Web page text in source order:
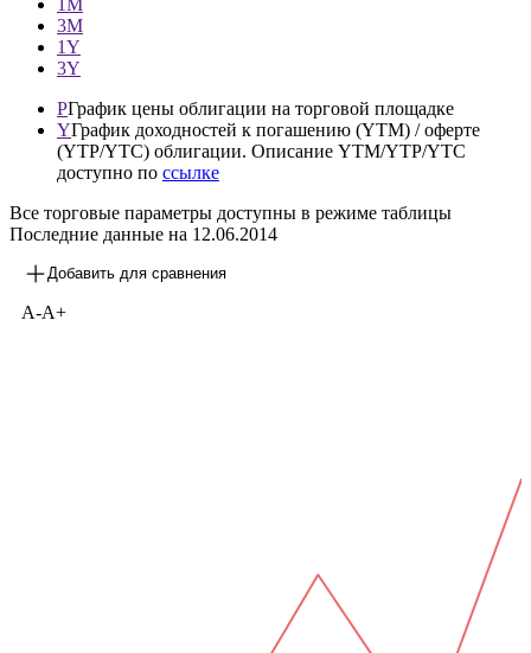
3М
1Y
3Y
PГрафик цены облигации на торговой площадке
YГрафик доходностей к погашению (YTM) / оферте
(YTP/YTC) облигации. Описание YTM/YTP/YTC
доступно по ссылке
Все торговые параметры доступны в режиме таблицы
Последние данные на 12.06.2014
Добавить для сравнения